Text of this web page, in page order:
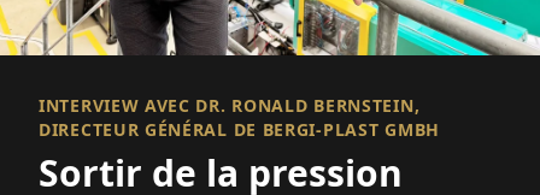
INTERVIEW AVEC DR. RONALD BERNSTEIN,
DIRECTEUR GÉNÉRAL DE BERGI-PLAST GMBH
Sortir de la pression